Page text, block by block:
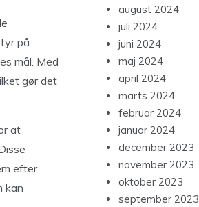
på
mål. Med
gør det
at
efter
kan
august 2024
juli 2024
juni 2024
maj 2024
april 2024
marts 2024
februar 2024
januar 2024
december 2023
november 2023
oktober 2023
september 2023